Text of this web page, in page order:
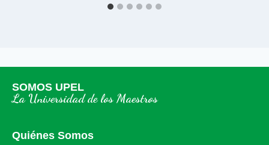
SOMOS UPEL
La Universidad de los Maestros
Quiénes Somos